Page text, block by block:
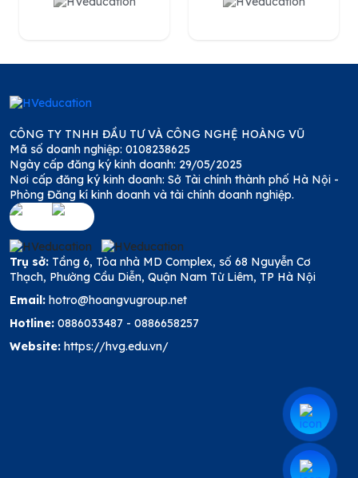
CÔNG TY TNHH ĐẦU TƯ VÀ CÔNG NGHỆ HOÀNG VŨ
Mã số doanh nghiệp: 0108238625
Ngày cấp đăng ký kinh doanh: 29/05/2025
Nơi cấp đăng ký kinh doanh: Sở Tài chính thành phố Hà Nội -
Phòng Đăng kí kinh doanh và tài chính doanh nghiệp.
Trụ sở: Tầng 6, Tòa nhà MD Complex, số 68 Nguyễn Cơ
Thạch, Phường Cầu Diễn, Quận Nam Từ Liêm, TP Hà Nội
Email: hotro@hoangvugroup.net
Hotline: 0886033487 - 0886658257
Website: https://hvg.edu.vn/